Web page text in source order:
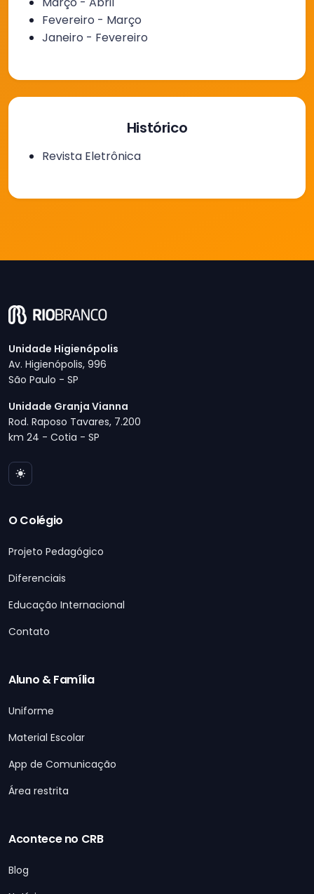
Fevereiro - Março
Janeiro - Fevereiro
Histórico
Revista Eletrônica
Unidade Higienópolis
Av. Higienópolis, 996
São Paulo - SP
Unidade Granja Vianna
Rod. Raposo Tavares, 7.200
km 24 - Cotia - SP
O Colégio
Projeto Pedagógico
Diferenciais
Educação Internacional
Contato
Aluno & Família
Uniforme
Material Escolar
App de Comunicação
Área restrita
Acontece no CRB
Blog